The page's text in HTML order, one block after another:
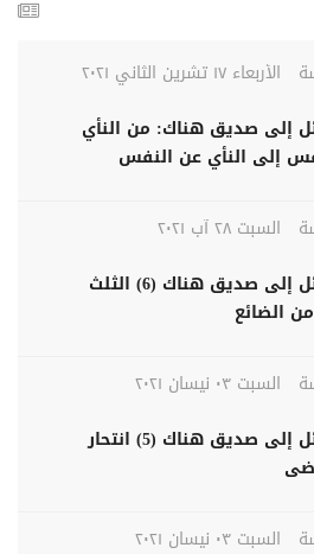
الأربعاء ١٧ تشرين الثاني ٢٠٢١
إلى صديق هناك: من النأي
إلى النأي عن النفس
السبت ٢٨ آب ٢٠٢١
رسائل إلى صديق هناك (6) الثلث
الضائع
السبت ٠٣ نيسان ٢٠٢١
رسائل إلى صديق هناك (5) انتحار
السبت ٠٣ نيسان ٢٠٢١